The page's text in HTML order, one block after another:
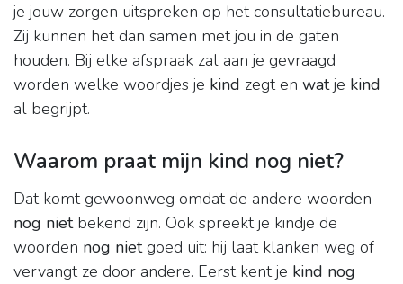
je jouw zorgen uitspreken op het consultatiebureau.
Zij kunnen het dan samen met jou in de gaten
houden. Bij elke afspraak zal aan je gevraagd
worden welke woordjes je kind zegt en watje kind
al begrijpt.
Waarom praat mijn kind nog niet?
Dat komt gewoonweg omdat de andere woorden
nog nietbekend zijn. Ook spreekt je kindje de
woorden nog nietgoed uit: hij laat klanken weg of
vervangt ze door andere. Eerst kent je kind nog